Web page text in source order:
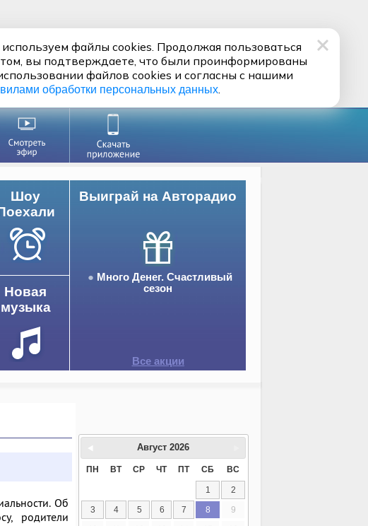
Выиграй на Авторадио
Много Денег. Счастливый
сезон
Все акции
Шоу
Новая
музыка
Об
родители
Август 2026
ПН ВТ СР ЧТ ПТ СБ ВС
1
2
3
4 5 6 7 8
9
файлы cookies. Продолжая пользоваться
вы подтверждаете, что были проинформированы
файлов cookies и согласны с нашими
обработки персональных данных.